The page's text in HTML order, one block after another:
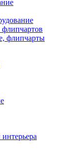
флипчартов
флипчарты